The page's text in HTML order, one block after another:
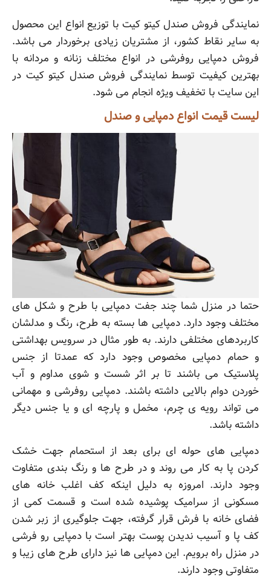
نمایندگی فروش صندل کیتو کیت با توزیع انواع این محصول
به سایر نقاط کشور، از مشتریان زیادی برخوردار می باشد.
فروش دمپایی روفرشی در انواع مختلف زنانه و مردانه با
بهترین کیفیت توسط نمایندگی فروش صندل کیتو کیت در
این سایت با تخفیف ویژه انجام می شود.
لیست قیمت انواع دمپایی و صندل
حتما در منزل شما چند جفت دمپایی با طرح و شکل های
مختلف وجود دارد. دمپایی ها بسته به طرح، رنگ و مدلشان
کاربردهای مختلفی دارند. به طور مثال در سرویس بهداشتی
و حمام دمپایی مخصوص وجود دارد که عمدتا از جنس
پلاستیک می باشند تا بر اثر شست و شوی مداوم و آب
خوردن دوام بالایی داشته باشند. دمپایی روفرشی و مهمانی
می تواند رویه ی چرم، مخمل و پارچه ای و یا جنس دیگر
داشته باشد.
دمپایی های حوله ای برای بعد از استحمام جهت خشک
کردن پا به کار می روند و در طرح ها و رنگ بندی متفاوت
وجود دارند. امروزه به دلیل اینکه کف اغلب خانه های
مسکونی از سرامیک پوشیده شده است و قسمت کمی از
فضای خانه با فرش قرار گرفته، جهت جلوگیری از زبر شدن
کف پا و آسیب ندیدن پوست بهتر است با دمپایی رو فرشی
در منزل راه برویم. این دمپایی ها نیز دارای طرح های زیبا و
متفاوتی وجود دارند.